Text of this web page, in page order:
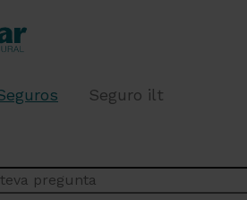
Seguro ilt
pregunta